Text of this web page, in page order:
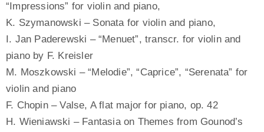
“Impressions” for violin and piano,
K. Szymanowski – Sonata for violin and piano,
I. Jan Paderewski – “Menuet”, transcr. for violin and
piano by F. Kreisler
M. Moszkowski – “Melodie”, “Caprice”, “Serenata” for
violin and piano
F. Chopin – Valse, A flat major for piano, op. 42
H. Wieniawski – Fantasia on Themes from Gounod’s